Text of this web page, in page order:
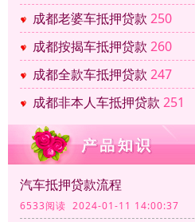
成都老婆车抵押贷款 250
成都按揭车抵押贷款 260
成都全款车抵押贷款 247
成都非本人车抵押贷款 251
汽车抵押贷款流程
6533阅读 2024-01-11 14:00:37